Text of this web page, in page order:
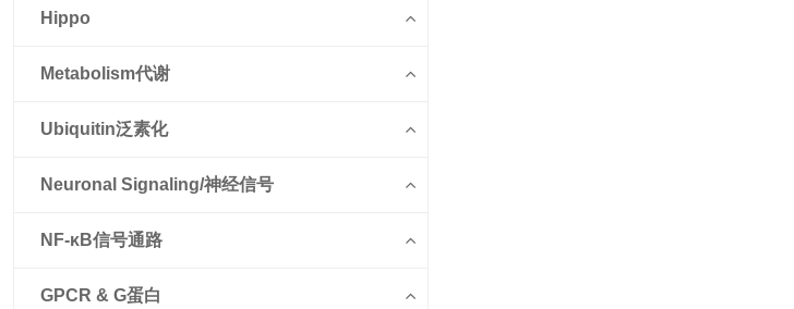
Hippo
Metabolism代谢
Ubiquitin泛素化
Neuronal Signaling/神经信号
NF-κB信号通路
GPCR & G蛋白